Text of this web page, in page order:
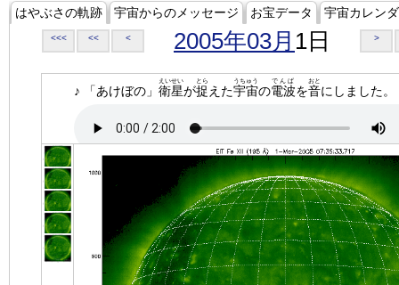
はやぶさの軌跡 宇宙からのメッセージ お宝データ 宇宙カレン
<<< << < 2005年03月 1日 >
♪ 「あけぼの」 衛星
えいせい
が捉
とら
えた宇宙
うちゅう
の電波
でんぱ
を音
おと
にしました。